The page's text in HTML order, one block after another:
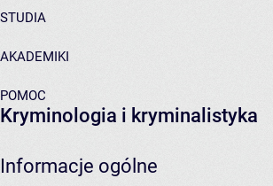
STUDIA
AKADEMIKI
POMOC
Kryminologia i kryminalistyka
Informacje ogólne